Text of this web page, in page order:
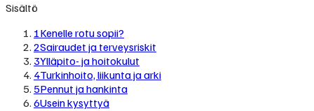
Sisältö
1Kenelle rotu sopii?
2Sairaudet ja terveysriskit
3Ylläpito- ja hoitokulut
4Turkinhoito, liikunta ja arki
5Pennut ja hankinta
6Usein kysyttyä